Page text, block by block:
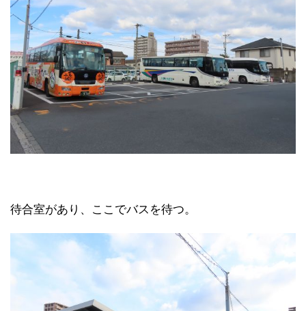
待合室があり、ここでバスを待つ。